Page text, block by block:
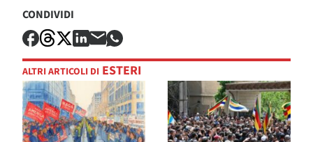
CONDIVIDI
ALTRI ARTICOLI DI ESTERI